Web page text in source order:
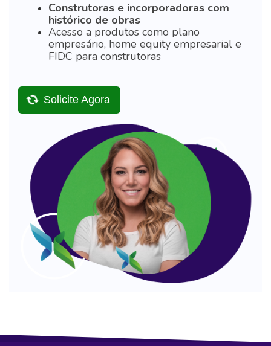
Construtoras e incorporadoras com
histórico de obras
Acesso a produtos como plano
empresário, home equity empresarial e
FIDC para construtoras
Solicite Agora